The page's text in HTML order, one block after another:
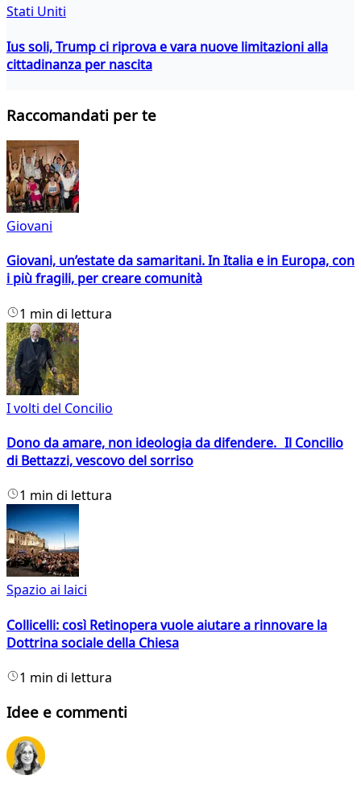
Stati Uniti
Ius soli, Trump ci riprova e vara nuove limitazioni alla
cittadinanza per nascita
Raccomandati per te
Giovani
Giovani, un’estate da samaritani. In Italia e in Europa, con
i più fragili, per creare comunità
1 min di lettura
I volti del Concilio
Dono da amare, non ideologia da difendere. Il Concilio
di Bettazzi, vescovo del sorriso
1 min di lettura
Spazio ai laici
Collicelli: così Retinopera vuole aiutare a rinnovare la
Dottrina sociale della Chiesa
1 min di lettura
Idee e commenti